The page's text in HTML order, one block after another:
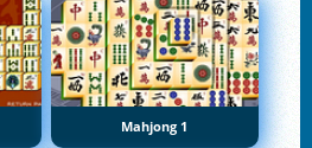
Mahjong 1